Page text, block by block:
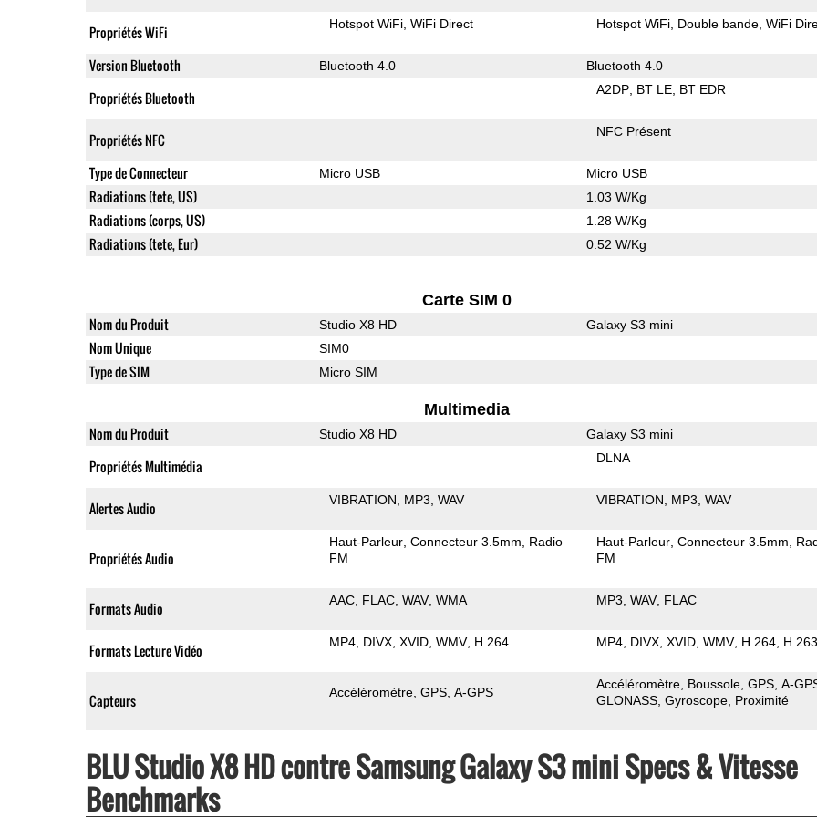
Propriétés WiFi Hotspot WiFi WiFi Direct Hotspot WiFi Double bande WiFi
Version Bluetooth Bluetooth 4.0 Bluetooth 4.0
Propriétés Bluetooth A2DP BT LE BT EDR
Propriétés NFC NFC Présent
Type de Connecteur Micro USB Micro USB
Radiations (tete, US) 1.03 W/Kg
Radiations (corps, US) 1.28 W/Kg
Radiations (tete, Eur) 0.52 W/Kg
Carte SIM 0
Nom du Produit Studio X8 HD Galaxy S3 mini
Nom Unique SIM0
Type de SIM Micro SIM
Multimedia
Nom du Produit Studio X8 HD Galaxy S3 mini
Propriétés Multimédia DLNA
Alertes Audio VIBRATION MP3 WAV VIBRATION MP3 WAV
Propriétés Audio
Haut-Parleur Connecteur 3.5mm
Radio
FM
Haut-Parleur Connecteur 3.5mm
FM
Formats Audio AAC FLAC WAV WMA MP3 WAV FLAC
Formats Lecture Vidéo MP4 DIVX XVID WMV H.264 MP4 DIVX XVID WMV H.264
Capteurs Accéléromètre GPS A-GPS
Accéléromètre Boussole GPS A-
GLONASS Gyroscope Proximité
BLU Studio X8 HD contre Samsung Galaxy S3 mini Specs & Vitesse
Benchmarks